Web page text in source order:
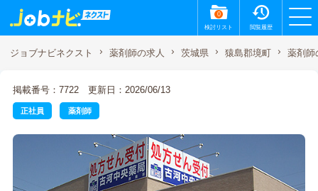
0
検討リスト 閲覧履歴
ジョブナビネクスト 薬剤師の求人 茨城県 猿島郡境町 薬剤師
掲載番号：7722 更新日：2026/06/13
正社員 薬剤師